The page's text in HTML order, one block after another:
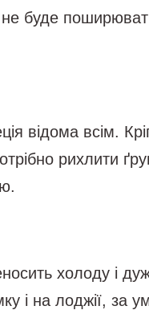
не буде
відома всім.
рихлити
холоду і
і на лоджії, за